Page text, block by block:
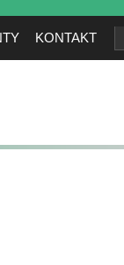
KONTAKT